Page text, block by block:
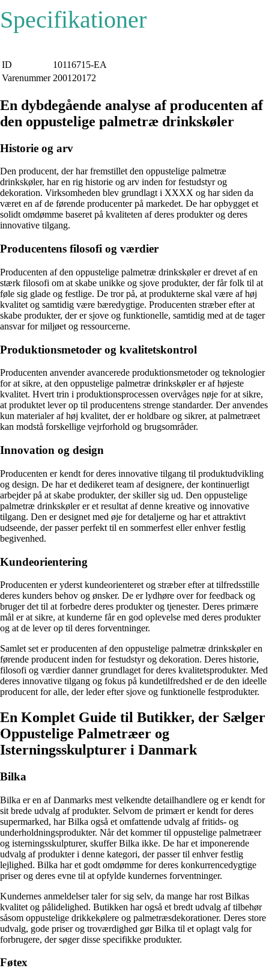
Specifikationer
ID
10116715-EA
Varenummer 200120172
En dybdegående analyse af producenten af
den oppustelige palmetræ drinkskøler
Historie og arv
Den producent, der har fremstillet den oppustelige palmetræ
drinkskøler, har en rig historie og arv inden for festudstyr og
dekoration. Virksomheden blev grundlagt i XXXX og har siden da
været en af de førende producenter på markedet. De har opbygget et
solidt omdømme baseret på kvaliteten af deres produkter og deres
innovative tilgang.
Producentens filosofi og værdier
Producenten af den oppustelige palmetræ drinkskøler er drevet af en
stærk filosofi om at skabe unikke og sjove produkter, der får folk til at
føle sig glade og festlige. De tror på, at produkterne skal være af høj
kvalitet og samtidig være bæredygtige. Producenten stræber efter at
skabe produkter, der er sjove og funktionelle, samtidig med at de tager
ansvar for miljøet og ressourcerne.
Produktionsmetoder og kvalitetskontrol
Producenten anvender avancerede produktionsmetoder og teknologier
for at sikre, at den oppustelige palmetræ drinkskøler er af højeste
kvalitet. Hvert trin i produktionsprocessen overvåges nøje for at sikre,
at produktet lever op til producentens strenge standarder. Der anvendes
kun materialer af høj kvalitet, der er holdbare og sikrer, at palmetræet
kan modstå forskellige vejrforhold og brugsområder.
Innovation og design
Producenten er kendt for deres innovative tilgang til produktudvikling
og design. De har et dedikeret team af designere, der kontinuerligt
arbejder på at skabe produkter, der skiller sig ud. Den oppustelige
palmetræ drinkskøler er et resultat af denne kreative og innovative
tilgang. Den er designet med øje for detaljerne og har et attraktivt
udseende, der passer perfekt til en sommerfest eller enhver festlig
begivenhed.
Kundeorientering
Producenten er yderst kundeorienteret og stræber efter at tilfredsstille
deres kunders behov og ønsker. De er lydhøre over for feedback og
bruger det til at forbedre deres produkter og tjenester. Deres primære
mål er at sikre, at kunderne får en god oplevelse med deres produkter
og at de lever op til deres forventninger.
Samlet set er producenten af den oppustelige palmetræ drinkskøler en
førende producent inden for festudstyr og dekoration. Deres historie,
filosofi og værdier danner grundlaget for deres kvalitetsprodukter. Med
deres innovative tilgang og fokus på kundetilfredshed er de den ideelle
producent for alle, der leder efter sjove og funktionelle festprodukter.
En Komplet Guide til Butikker, der Sælger
Oppustelige Palmetræer og
Isterningsskulpturer i Danmark
Bilka
Bilka er en af ​​Danmarks mest velkendte detailhandlere og er kendt for
sit brede udvalg af produkter. Selvom de primært er kendt for deres
supermarked, har Bilka også et omfattende udvalg af fritids- og
underholdningsprodukter. Når det kommer til oppustelige palmetræer
og isterningsskulpturer, skuffer Bilka ikke. De har et imponerende
udvalg af produkter i denne kategori, der passer til enhver festlig
lejlighed. Bilka har et godt omdømme for deres konkurrencedygtige
priser og deres evne til at opfylde kundernes forventninger.
Kundernes anmeldelser taler for sig selv, da mange har rost Bilkas
kvalitet og pålidelighed. Butikken har også et bredt udvalg af tilbehør
såsom oppustelige drikkekølere og palmetræsdekorationer. Deres store
udvalg, gode priser og troværdighed gør Bilka til et oplagt valg for
forbrugere, der søger disse specifikke produkter.
Føtex